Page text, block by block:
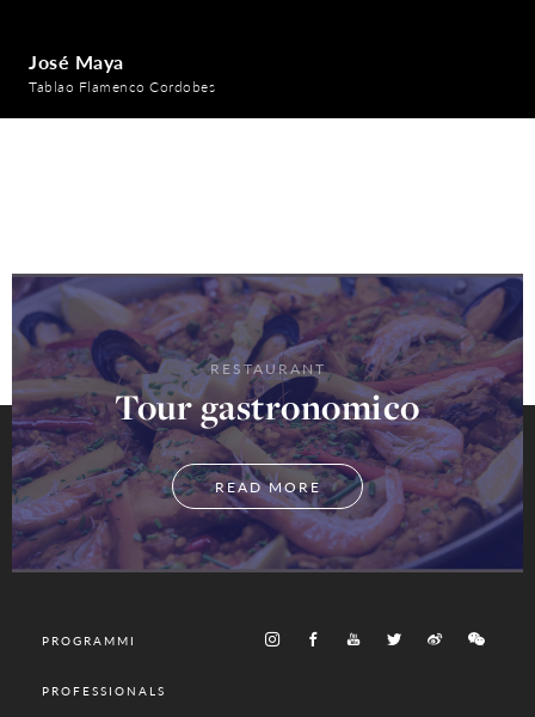
José Maya
Tablao Flamenco Cordobes
RESTAURANT
Tour gastronomico
READ MORE
PROGRAMMI
PROFESSIONALS